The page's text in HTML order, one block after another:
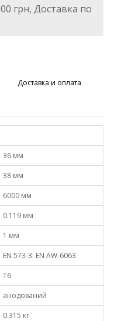
грн, Доставка по
Доставка и оплата
36 мм
38 мм
6000 мм
0.119 мм
1 мм
EN 573-3: EN AW-6063
Т6
анодований
0.315 кг